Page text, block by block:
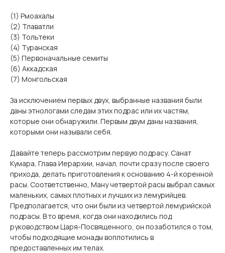
(1) Рмоахалы
(2) Тлаватли
(3) Тольтеки
(4) Туранская
(5) Первоначальные семиты
(6) Аккадская
(7) Монгольская
За исключением первых двух, выбранные названия были
даны этнологами следам этих подрас или их частям,
которые они обнаружили. Первым двум даны названия,
которыми они называли себя.
Давайте теперь рассмотрим первую подрасу. Санат
Кумара, Глава Иерархии, начал, почти сразу после своего
прихода, делать приготовления к основанию 4-й коренной
расы. Соответственно, Ману четвертой расы выбрал самых
маленьких, самых плотных и лучших из лемурийцев.
Предполагается, что они были из четвертой лемурийской
подрасы. В то время, когда они находились под
руководством Царя-Посвященного, он позаботился о том,
чтобы подходящие монады воплотились в
предоставленных им телах.